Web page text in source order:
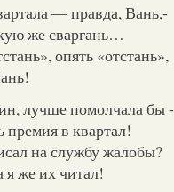
— правда, Вань,-
же сваргань…
опять «отстань»,
лучше помолчала бы -
премия в квартал!
на службу жалобы?
же их читал!